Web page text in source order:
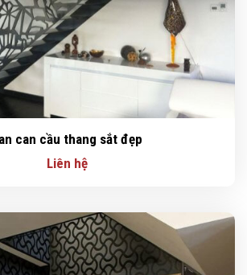
can cầu thang sắt đẹp
Liên hệ